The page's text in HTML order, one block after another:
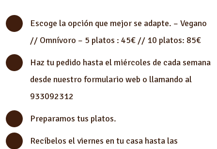
Escoge la opción que mejor se adapte. – Vegano
// Omnívoro – 5 platos : 45€ // 10 platos: 85€
Haz tu pedido hasta el miércoles de cada semana
desde nuestro formulario web o llamando al
933092312
Preparamos tus platos.
Recíbelos el viernes en tu casa hasta las